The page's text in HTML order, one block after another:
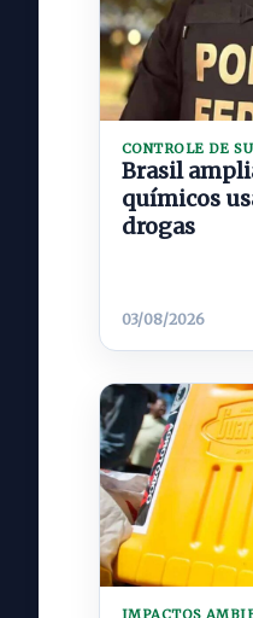
CONTROLE DE
Brasil
químicos
drogas
03/08/2026
IMPACTOS